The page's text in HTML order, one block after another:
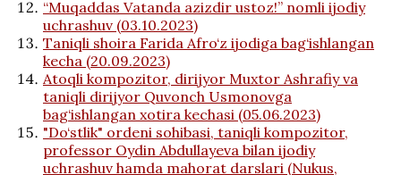
“Muqaddas Vatanda azizdir ustoz!” nomli ijodiy
uchrashuv (03.10.2023)
Taniqli shoira Farida Afro‘z ijodiga bag‘ishlangan
kecha (20.09.2023)
Atoqli kompozitor, dirijyor Muxtor Ashrafiy va
taniqli dirijyor Quvonch Usmonovga
bag‘ishlangan xotira kechasi (05.06.2023)
"Do‘stlik" ordeni sohibasi, taniqli kompozitor,
professor Oydin Abdullayeva bilan ijodiy
uchrashuv hamda mahorat darslari (Nukus,